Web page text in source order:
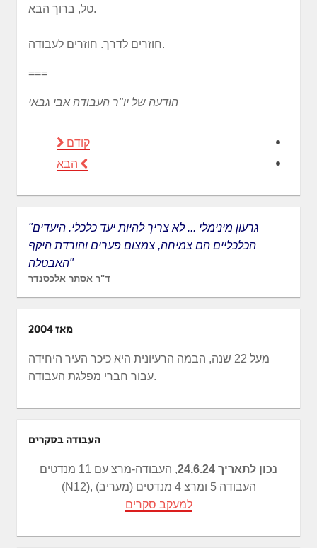
טל, ברוך הבא.
חוזרים לדרך. חוזרים לעבודה.
===
הודעה של יו"ר העבודה אבי גבאי
קודם
הבא
"גרעון מינימלי ... לא צריך להיות יעד כלכלי. היעדים
הכלכליים הם צמיחה, צמצום פערים והורדת היקף
האבטלה"
ד"ר אסתר אלכסנדר
מאז 2004
מעל 22 שנה, הבמה הרעיונית היא כיכר העיר היחידה
עבור חברי מפלגת העבודה.
העבודה בסקרים
נכון לתאריך 24.6.24
, העבודה-מרצ עם 11 מנדטים
(N12), העבודה 5 ומרצ 4 מנדטים (מעריב)
למעקב סקרים